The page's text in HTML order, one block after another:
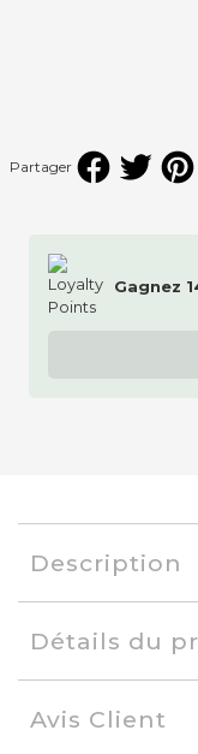
Partager
Gagnez
Description
Détails du
Avis Client